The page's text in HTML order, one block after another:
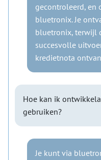
gecontroleerd, en
bluetronix. Je
bluetronix, terwijl
succesvolle
kredietnota
Hoe kan ik
gebruiken?
Je kunt via